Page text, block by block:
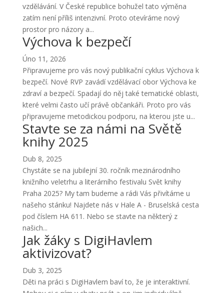
vzdělávání. V České republice bohužel tato výměna
zatím není příliš intenzivní. Proto otevíráme nový
prostor pro názory a...
Výchova k bezpečí
Úno 11, 2026
Připravujeme pro vás nový publikační cyklus Výchova k
bezpečí. Nové RVP zavádí vzdělávací obor Výchova ke
zdraví a bezpečí. Spadají do něj také tematické oblasti,
které velmi často učí právě občankáři. Proto pro vás
připravujeme metodickou podporu, na kterou jste u...
Stavte se za námi na Světě
knihy 2025
Dub 8, 2025
Chystáte se na jubilejní 30. ročník mezinárodního
knižního veletrhu a literárního festivalu Svět knihy
Praha 2025? My tam budeme a rádi Vás přivítáme u
našeho stánku! Najdete nás v Hale A - Bruselská cesta
pod číslem HA 611. Nebo se stavte na některý z
našich...
Jak žáky s DigiHavlem
aktivizovat?
Dub 3, 2025
Děti na práci s DigiHavlem baví to, že je interaktivní.